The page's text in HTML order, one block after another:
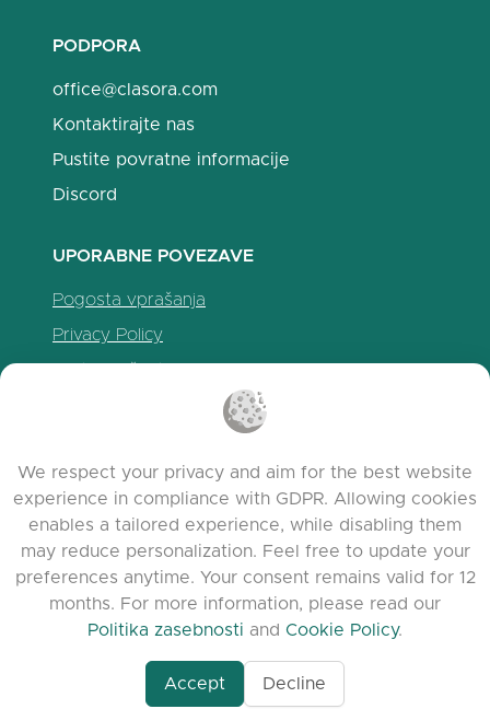
PODPORA
office@clasora.com
Kontaktirajte nas
Pustite povratne informacije
Discord
UPORABNE POVEZAVE
Pogosta vprašanja
Privacy Policy
Agent-7/Maximizing-
© 2026 clasora.com platform | Vse pravice
We respect your privacy and aim for the best website
experience in compliance with GDPR. Allowing cookies
enables a tailored experience, while disabling them
may reduce personalization. Feel free to update your
preferences anytime. Your consent remains valid for 12
months. For more information, please read our
Politika zasebnosti and Cookie Policy.
Accept Decline